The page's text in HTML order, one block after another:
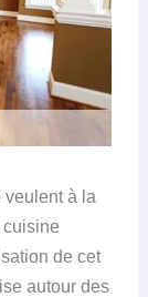
veulent à la
de cet
autour des